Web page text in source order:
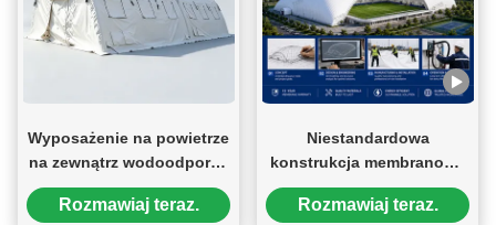
Wyposażenie na powietrze
na zewnątrz wodoodporne
PVC ramy powietrzne
Rozmawiaj teraz.
Niestandardowa
konstrukcja membranowa
podtrzymana powietrzem
Stadion dla boiska
Rozmawiaj teraz.